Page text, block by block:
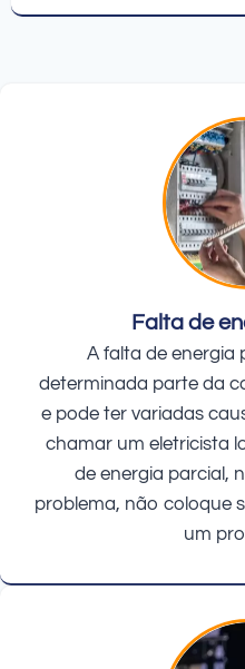
Falta de
A falta de energia
determinada parte da
e pode ter variadas
chamar um eletricista
de energia parcial,
problema, não coloque
um